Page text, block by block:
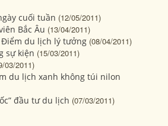
cuối tuần (12/05/2011)
Bắc Âu (13/04/2011)
Điểm du lịch lý tưởng (08/04/2011)
sự kiện (15/03/2011)
03/2011)
du lịch xanh không túi nilon
đầu tư du lịch (07/03/2011)